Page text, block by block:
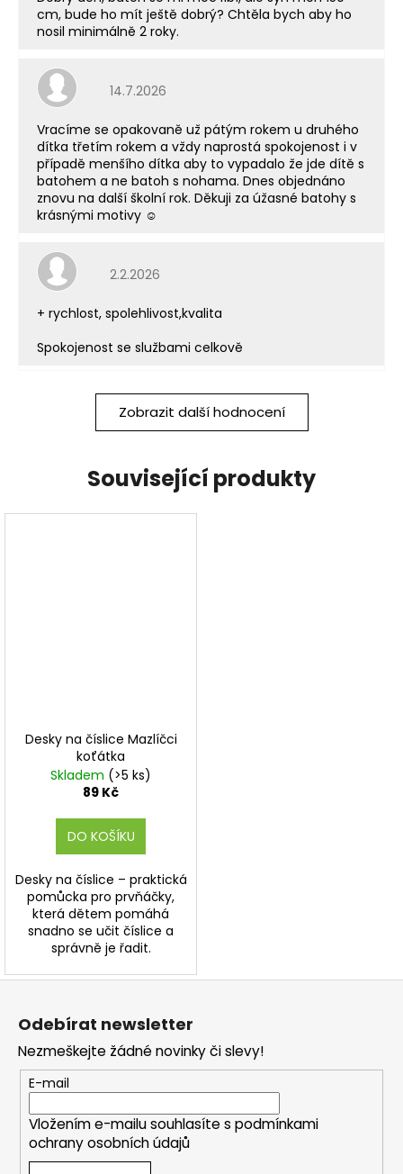
cm, bude ho mít ještě dobrý? Chtěla bych aby ho
nosil minimálně 2 roky.
Hodnocení obchodu je 5 z 5 hvězdiček.
14.7.2026
Vracíme se opakovaně už pátým rokem u druhého
dítka třetím rokem a vždy naprostá spokojenost i v
případě menšího dítka aby to vypadalo že jde dítě s
batohem a ne batoh s nohama. Dnes objednáno
znovu na další školní rok. Děkuji za úžasné batohy s
krásnými motivy ☺️
Hodnocení obchodu je 5 z 5 hvězdiček.
2.2.2026
+ rychlost, spolehlivost,kvalita
Spokojenost se službami celkově
Zobrazit další hodnocení
Související produkty
Desky na číslice Mazlíčci
koťátka
Skladem (>5 ks)
89 Kč
DO KOŠÍKU
Desky na číslice – praktická
pomůcka pro prvňáčky,
která dětem pomáhá
snadno se učit číslice a
správně je řadit.
Z
Odebírat newsletter
Nezmeškejte žádné novinky či slevy!
E-mail
Vložením e-mailu souhlasíte s podmínkami
ochrany osobních údajů